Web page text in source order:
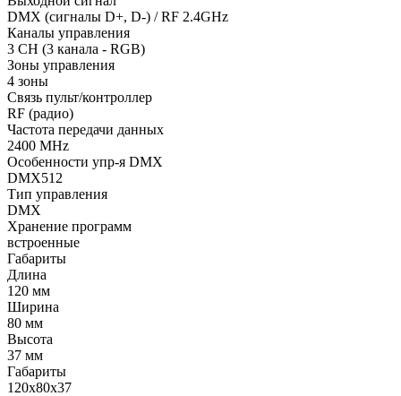
DMX (сигналы D+, D-) / RF 2.4GHz
Каналы управления
3 CH (3 канала - RGB)
Зоны управления
4 зоны
Связь пульт/контроллер
RF (радио)
Частота передачи данных
2400 MHz
Особенности упр-я DMX
DMX512
Тип управления
DMX
Хранение программ
встроенные
Габариты
Длина
120 мм
Ширина
80 мм
Высота
37 мм
Габариты
120x80x37